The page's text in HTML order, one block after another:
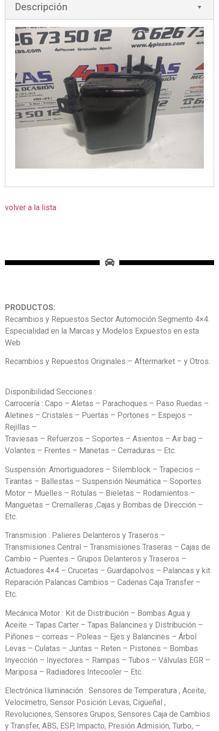
Descripción
volver a la lista
PRODUCTOS:
Recambios y Repuestos Sector Automoción Segmento 4×4.
Especialidad en la Marcas y Modelos Expuestos en esta
Web
Recambios y Repuestos Originales – Aftermarket – y Otros.
Disponibilidad Secciones :
Carrocería : Capo – Aletas – Parachoques – Paso Ruedas –
Aletines – Cristales – Puertas – Portones – Espejos –
Rejillas –
Traviesas – Refuerzos – Soportes – Asientos – Air bag –
Volantes – Frentes – Manetas – Cerraduras – Etc.
Suspensión: Amortiguadores – Silemblock – Trapecios –
Tirantas – Ballestas – Suspensión Neumática – Soportes
Motor – Muelles – Rotulas – Bieletas – Rodamientos –
Manguetas – Cremalleras ,Cajas y Bombas de Dirección –
Etc.
Transmision : Palieres Delanteros y Traseros –
Transmisiones Central – Transmisiones Traseras – Cajas de
Cambio – Puentes – Grupos Delanteros y Traseros –
Actuadores 4×4 – Crucetas – Guardapolvos – Palancas y kit
Reparación Palancas Cambios – Cadenas Caja Transfer –
Etc.
Mecánica Motor : Kit de Distribución – Bombas Agua y
Aceite – Tapas Carter – Tapas Balancines y Distribución –
Piñones – correas – Poleas – Ejes y Balancines – Árbol
Levas – Culatas – Juntas – Reten – Pistones – Bombas
Inyección – Inyectores – Rampas – Tubos – Válvulas EGR –
Mariposa – Radiadores Intecooler – Etc.
Electrónica Iluminación : Sensores de Temperatura , Aceite,
Velocímetro, Sensor Posición Levas, Cigüeñal ,
Revoluciones, Sensores Grupos, Sensores Caja de Cambios
y Transfer, ABS, ESP, Impacto, Presión Admisión, Turbo, –